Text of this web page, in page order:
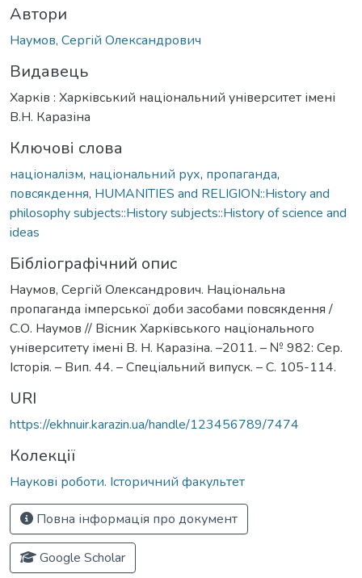
Автори
Наумов, Сергій Олександрович
Видавець
Харків : Харківський національний університет імені
В.Н. Каразіна
Ключові слова
націоналізм, національний рух, пропаганда,
повсякдення, HUMANITIES and RELIGION::History and
philosophy subjects::History subjects::History of science and
ideas
Бібліографічний опис
Наумов, Сергій Олександрович. Національна
пропаганда імперської доби засобами повсякдення /
С.О. Наумов // Вісник Харківського національного
університету імені В. Н. Каразіна. –2011. – № 982: Сер.
Історія. – Вип. 44. – Спеціальний випуск. – С. 105-114.
URI
https://ekhnuir.karazin.ua/handle/123456789/7474
Колекції
Наукові роботи. Історичний факультет
Повна інформація про документ
Google Scholar